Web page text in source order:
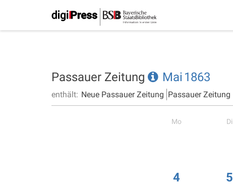
Passauer Zeitung Mai 1863
enthält: Neue Passauer Zeitung Passauer Zeitung
Mo Di
4 5